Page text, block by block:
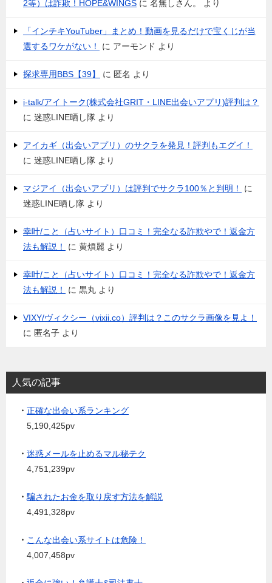
2等）は詐欺！HOPE&WINGS に 名無しさん。 より
「インチキYouTuber」まとめ！動画を見るだけで宝くじが当
選するワケがない！
に アーモンド より
探求専用BBS【39】 に 匿名 より
i-talk/アイトーク(株式会社GRIT・LINE出会いアプリ)評判は？
に 迷惑LINE晒し隊 より
アイカギ（出会いアプリ）のサクラを発見！評判もエグイ！
に 迷惑LINE晒し隊 より
マジアイ（出会いアプリ）は評判でサクラ100％と判明！
に
迷惑LINE晒し隊 より
幸叶/こと（占いサイト）口コミ！完全なる詐欺やで！返金方
法も解説！
に 黄煩麗 より
幸叶/こと（占いサイト）口コミ！完全なる詐欺やで！返金方
法も解説！
に 黒丸 より
VIXY/ヴィクシー（vixii.co）評判は？このサクラ画像を見よ！
に 匿名子 より
人気の記事
・ 正確な出会い系ランキング
5,190,425pv
・ 迷惑メールを止めるマル秘テク
4,751,239pv
・騙されたお金を取り戻す方法を解説
4,491,328pv
・ こんな出会い系サイトは危険！
4,007,458pv